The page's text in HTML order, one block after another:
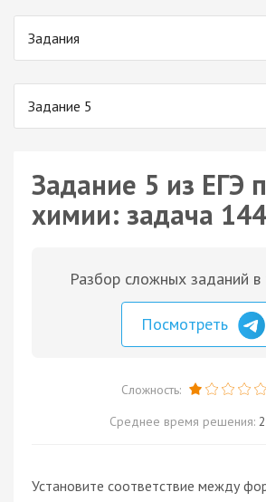
Задания
Задание 5
Задание 5 из ЕГЭ
химии: задача 144
Разбор сложных заданий в
Посмотреть
Сложность:
Среднее время решения:
Установите соответствие между